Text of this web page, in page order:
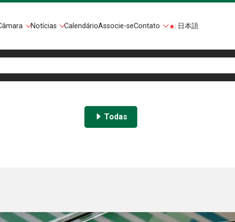
Notícias CalendárioAssocie-seContato 日本語
Todas